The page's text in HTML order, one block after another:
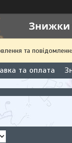
та
та оплата